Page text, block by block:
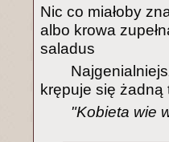
Nic co miałoby
albo krowa
saladus
krępuje się
"Kobieta wie